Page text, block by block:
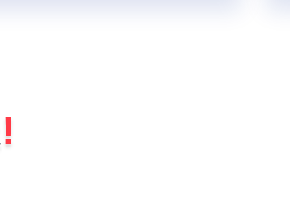
!